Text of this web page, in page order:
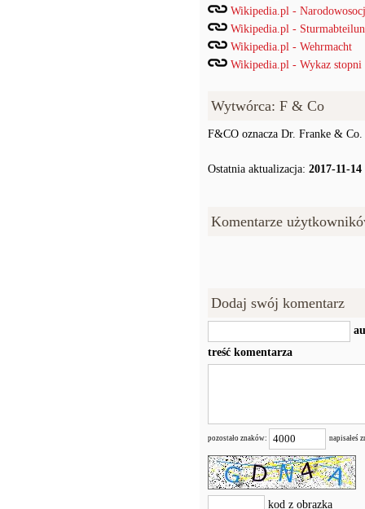
Wikipedia.pl -
Wikipedia.pl -
Wikipedia.pl - Wehrmacht
Wikipedia.pl - Wykaz stopni
Wytwórca: F & Co
F&CO oznacza Dr. Franke &
Ostatnia aktualizacja: 2017-11-14
Komentarze
Dodaj swój komentarz
treść komentarza
pozostało znaków: napisałeś
kod z obrazka